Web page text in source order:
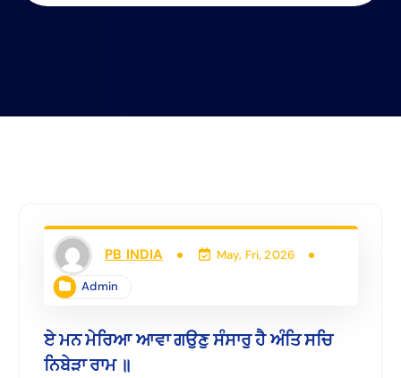
PB INDIA May, Fri, 2026
Admin
ਏ ਮਨ ਮੇਰਿਆ ਆਵਾ ਗਉਣੁ ਸੰਸਾਰੁ ਹੈ ਅੰਤਿ ਸਚਿ
ਨਿਬੇੜਾ ਰਾਮ ॥